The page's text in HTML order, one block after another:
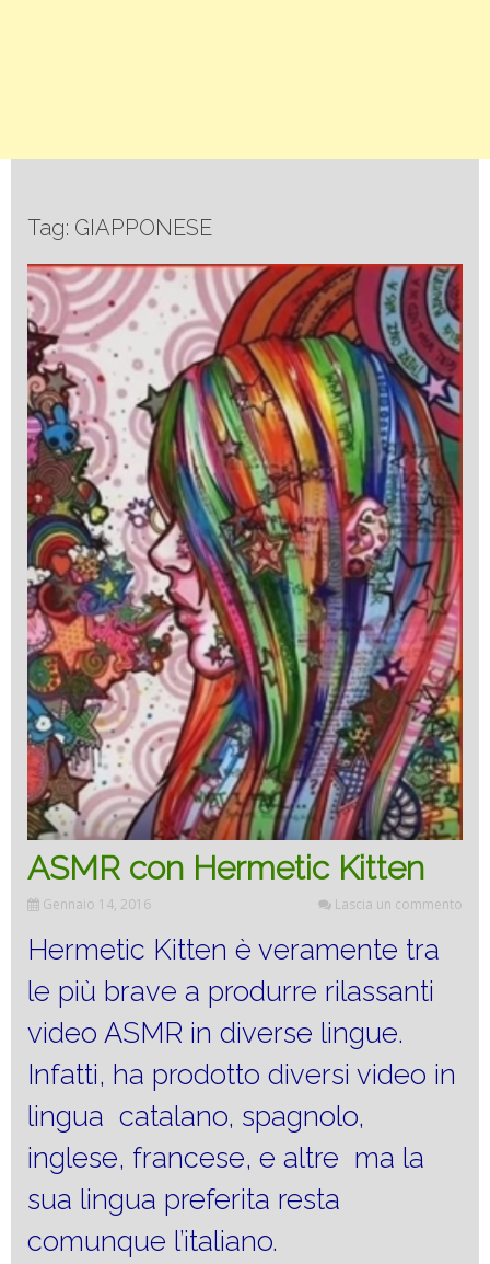
Tag: GIAPPONESE
ASMR con Hermetic Kitten
Gennaio 14, 2016 Lascia un commento
Hermetic Kitten è veramente tra
le più brave a produrre rilassanti
video ASMR in diverse lingue.
Infatti, ha prodotto diversi video in
lingua catalano, spagnolo,
inglese, francese, e altre ma la
sua lingua preferita resta
comunque l’italiano.